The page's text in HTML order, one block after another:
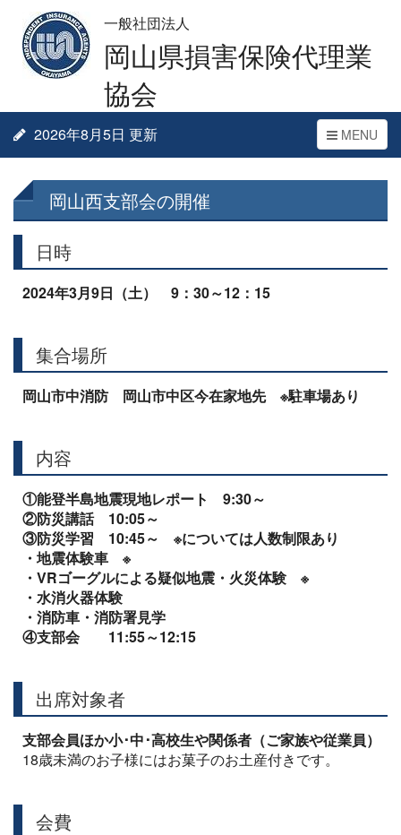
一般社団法人
岡山県損害保険代理業
協会
Toggle
navigation
MENU
2026年8月5日 更新
岡山西支部会の開催
日時
2024年3月9日（土） 9：30～12：15
集合場所
岡山市中消防 岡山市中区今在家地先 ※駐車場あり
内容
①能登半島地震現地レポート 9:30～
②防災講話 10:05～
③防災学習 10:45～ ※については人数制限あり
・地震体験車 ※
・VRゴーグルによる疑似地震・火災体験 ※
・水消火器体験
・消防車・消防署見学
④支部会 11:55～12:15
出席対象者
支部会員ほか小･中･高校生や関係者（ご家族や従業員）
18歳未満のお子様にはお菓子のお土産付きです。
会費